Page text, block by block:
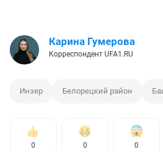
Карина Гумерова
Корреспондент UFA1.RU
Инзер Белорецкий район
0 0 0